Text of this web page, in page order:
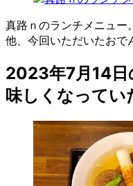
真路ｎのランチメニュー
他、今回いただいたおで
2023年7月14日
味しくなってい